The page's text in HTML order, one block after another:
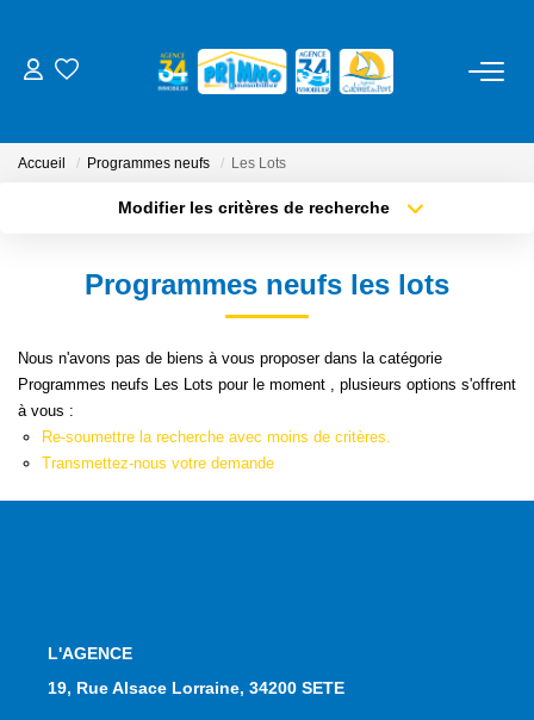
Gestion
Syndic
Location Cure / Vacances
Nos Actualités
Accueil Programmes neufs Les Lots
Modifier les critères de recherche
Sélectionnez...
Type de bien
Budget max Plus de critères
Programmes neufs les lots
Nous n'avons pas de biens à vous proposer dans la catégorie
Programmes neufs Les Lots pour le moment , plusieurs options s'offrent
à vous :
Re-soumettre la recherche avec moins de critères.
Transmettez-nous votre demande
L'AGENCE
19, Rue Alsace Lorraine, 34200 SETE